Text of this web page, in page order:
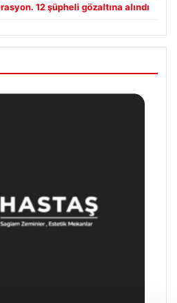
12 şüpheli gözaltına alındı